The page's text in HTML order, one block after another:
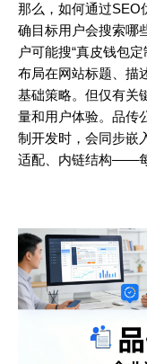
那么，如何通过SEO
确目标用户会搜索哪
户可能搜“真皮钱包
布局在网站标题、描
基础策略。但仅有关
量和用户体验。品传
制开发时，会同步嵌
适配、内链结构——